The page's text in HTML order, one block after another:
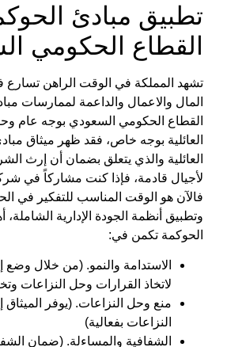
تطبيق مبادئ
القطاع الحكومي
تشهد المملكة في الوقت الراهن تسارع
المال والاعمال والداعمة لممارسات
القطاع الحكومي السعودي بوجه عام
العائلية بوجه خاص، فقد ظهر ميثاق
العائلية والذي يتعلق بضمان أن إرث
لأجيال قادمة، فإذا كنت مشاركاً في
فالآن هو الوقت المناسب للتفكير في
وتطبيق أنظمة الجودة الإدارية الشاملة،
الحوكمة تكمن في:
الاستدامة والنمو. (من خلال
لاتخاذ القرارات وحل النزاعات
منع وحل النزاعات. (يوفر الميثاق
النزاعات بفعالية)
الشفافية والمساءلة. (ضمان